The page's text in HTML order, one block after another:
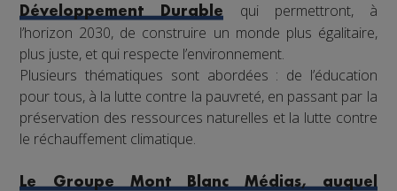
Développement Durable
qui permettront, à
l’horizon 2030, de construire un monde plus égalitaire,
plus juste, et qui respecte l’environnement.
Plusieurs thématiques sont abordées : de l’éducation
pour tous, à la lutte contre la pauvreté, en passant par la
préservation des ressources naturelles et la lutte contre
le réchauffement climatique.
Le Groupe Mont Blanc Médias, auquel